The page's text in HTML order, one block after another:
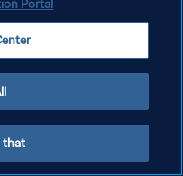
Portal
that